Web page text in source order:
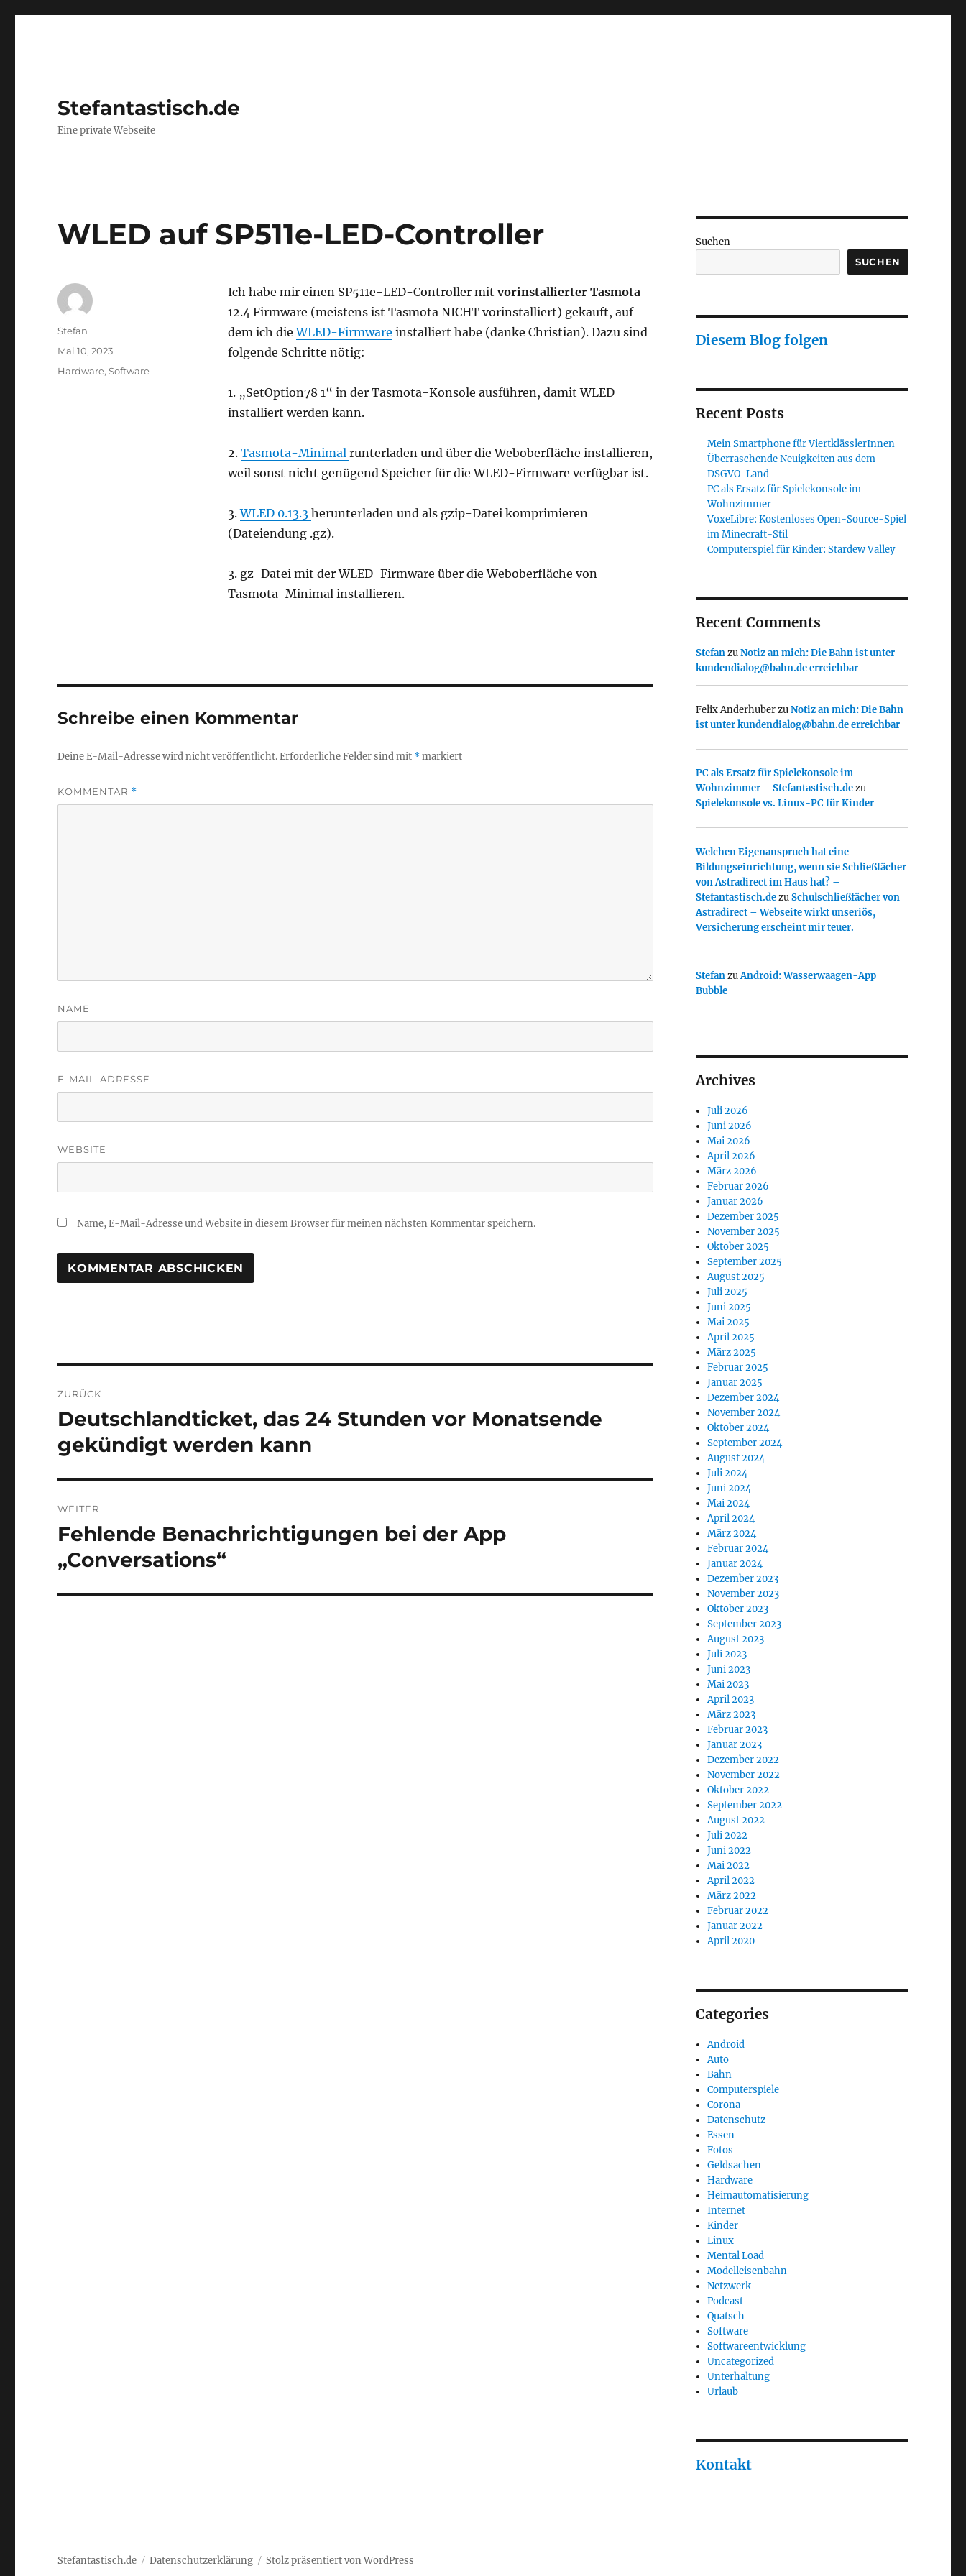
Stefantastisch.de
Eine private Webseite
WLED auf SP511e-LED-Controller
Ich habe mir einen SP511e-LED-Controller mit vorinstallierter Tasmota
12.4 Firmware (meistens ist Tasmota NICHT vorinstalliert) gekauft, auf
dem ich dieWLED-Firmware installiert habe (danke Christian). Dazu sind
folgende Schritte nötig:
1. „SetOption78 1“ in der Tasmota-Konsole ausführen, damit WLED
installiert werden kann.
2. Tasmota-Minimal runterladen und über die Weboberfläche installieren,
weil sonst nicht genügend Speicher für die WLED-Firmware verfügbar ist.
3.WLED 0.13.3 herunterladen und als gzip-Datei komprimieren
(Dateiendung .gz).
3. gz-Datei mit der WLED-Firmware über die Weboberfläche von
Tasmota-Minimal installieren.
Autor
Stefan
Veröffentlicht
Mai 10, 2023
Kategorien
Hardware,Software
Schreibe einen Kommentar
Deine E-Mail-Adresse wird nicht veröffentlicht.Erforderliche Felder sind mit *markiert
KOMMENTAR *
NAME
E-MAIL-ADRESSE
WEBSITE
Name, E-Mail-Adresse und Website in diesem Browser für meinen nächsten Kommentar speichern.
ZURÜCK
Vorheriger
Beitrag:
Deutschlandticket, das 24 Stunden vor Monatsende
gekündigt werden kann
WEITER
Nächster
Beitrag:
Fehlende Benachrichtigungen bei der App
„Conversations“
Suchen
SUCHEN
Diesem Blog folgen
Recent Posts
Mein Smartphone für ViertklässlerInnen
Überraschende Neuigkeiten aus dem
DSGVO-Land
PC als Ersatz für Spielekonsole im
Wohnzimmer
VoxeLibre: Kostenloses Open-Source-Spiel
im Minecraft-Stil
Computerspiel für Kinder: Stardew Valley
Recent Comments
StefanzuNotiz an mich: Die Bahn ist unter
kundendialog@bahn.de erreichbar
Felix AnderhuberzuNotiz an mich: Die Bahn
ist unter kundendialog@bahn.de erreichbar
PC als Ersatz für Spielekonsole im
Wohnzimmer – Stefantastisch.dezu
Spielekonsole vs. Linux-PC für Kinder
Welchen Eigenanspruch hat eine
Bildungseinrichtung, wenn sie Schließfächer
von Astradirect im Haus hat? –
Stefantastisch.dezuSchulschließfächer von
Astradirect – Webseite wirkt unseriös,
Versicherung erscheint mir teuer.
StefanzuAndroid: Wasserwaagen-App
Bubble
Archives
Juli 2026
Juni 2026
Mai 2026
April 2026
März 2026
Februar 2026
Januar 2026
Dezember 2025
November 2025
Oktober 2025
September 2025
August 2025
Juli 2025
Juni 2025
Mai 2025
April 2025
März 2025
Februar 2025
Januar 2025
Dezember 2024
November 2024
Oktober 2024
September 2024
August 2024
Juli 2024
Juni 2024
Mai 2024
April 2024
März 2024
Februar 2024
Januar 2024
Dezember 2023
November 2023
Oktober 2023
September 2023
August 2023
Juli 2023
Juni 2023
Mai 2023
April 2023
März 2023
Februar 2023
Januar 2023
Dezember 2022
November 2022
Oktober 2022
September 2022
August 2022
Juli 2022
Juni 2022
Mai 2022
April 2022
März 2022
Februar 2022
Januar 2022
April 2020
Categories
Android
Auto
Bahn
Computerspiele
Corona
Datenschutz
Essen
Fotos
Geldsachen
Hardware
Heimautomatisierung
Internet
Kinder
Linux
Mental Load
Modelleisenbahn
Netzwerk
Podcast
Quatsch
Software
Softwareentwicklung
Uncategorized
Unterhaltung
Urlaub
Kontakt
Stefantastisch.de Datenschutzerklärung Stolz präsentiert von WordPress